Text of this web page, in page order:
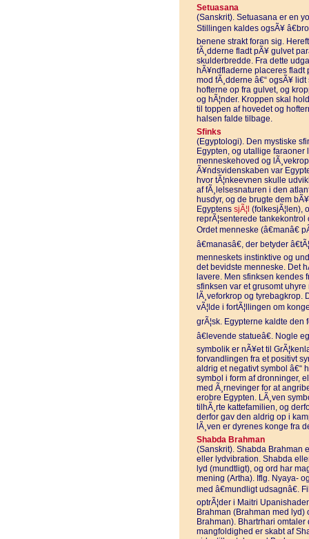
Setuasana
(Sanskrit). Setuasana er en
Stillingen kaldes ogsÃ¥
benene strakt foran sig.
fÃ¸dderne fladt pÃ¥ gulvet
skulderbredde. Fra dette
hÃ¥ndfladerne placeres fladt
mod fÃ¸dderne â€“ ogsÃ¥
hofterne op fra gulvet, og
og hÃ¦nder. Kroppen skal
til toppen af hovedet og
halsen falde tilbage.
Sfinks
(Egyptologi). Den mystiske
Egypten, og utallige faraoner
menneskehoved og
Ã¥ndsvidenskaben var
hvor tÃ¦nkeevnen skulle
af fÃ¸lelsesnaturen i den
husdyr, og de brugte dem
Egyptens sjÃ¦l (folkesjÃ¦len),
reprÃ¦senterede
Ordet menneske (â€manâ€
â€manasâ€, der betyder
menneskets instinktive og
det bevidste menneske. Det
lavere. Men sfinksen kendes
sfinksen var et grusomt
lÃ¸veforkrop og tyrebagkrop.
vÃ¦lde i fortÃ¦llingen om
grÃ¦sk. Egypterne kaldte den
â€levende statueâ€. Nogle
symbolik er nÃ¥et til
forvandlingen fra et positivt
aldrig et negativt symbol â€“
symbol i form af dronninger,
med Ã¸rnevinger for at
erobre Egypten. LÃ¸ven
tilhÃ¸rte kattefamilien, og
derfor gav den aldrig op i
lÃ¸ven er dyrenes konge fra
Shabda Brahman
(Sanskrit). Shabda Brahman
eller lydvibration. Shabda
lyd (mundtligt), og ord har
mening (Artha). Iflg. Nyaya-
med â€mundligt udsagnâ€.
optrÃ¦der i Maitri
Brahman (Brahman med lyd)
Brahman). Bhartrhari
mangfoldighed er skabt af